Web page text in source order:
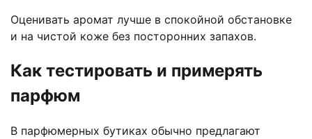
Оценивать аромат лучше в спокойной обстановке
и на чистой коже без посторонних запахов.
Как тестировать и примерять
парфюм
В парфюмерных бутиках обычно предлагают